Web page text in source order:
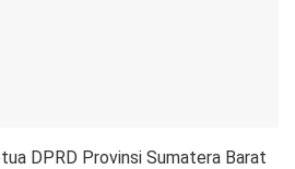
DPRD Provinsi Sumatera Barat